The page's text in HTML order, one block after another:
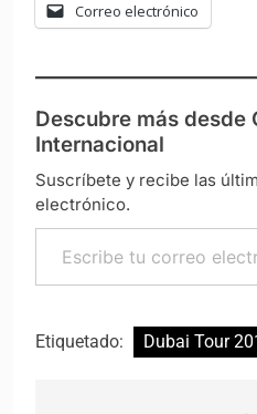
Correo electrónico
Descubre más desde
Internacional
Suscríbete y recibe las
electrónico.
Escribe tu correo
Etiquetado: Dubai Tour